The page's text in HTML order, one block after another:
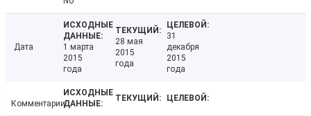
Дата
1 марта
2015
года
28 мая
2015
года
31
декабря
2015
года
Комментарии